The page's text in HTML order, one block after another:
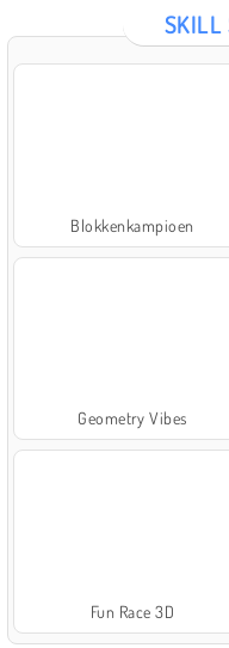
SKILL
Blokkenkampioen
Geometry Vibes
Fun Race 3D